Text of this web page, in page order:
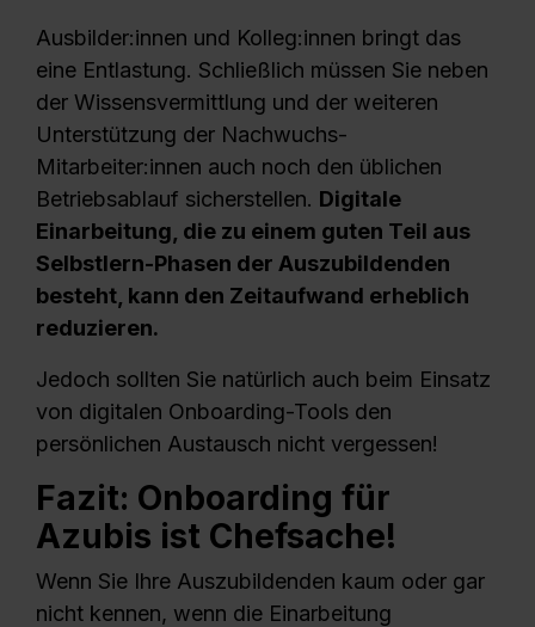
Ausbilder:innen und Kolleg:innen bringt das
eine Entlastung. Schließlich müssen Sie neben
der Wissensvermittlung und der weiteren
Unterstützung der Nachwuchs-
Mitarbeiter:innen auch noch den üblichen
Betriebsablauf sicherstellen. Digitale
Einarbeitung, die zu einem guten Teil aus
Selbstlern-Phasen der Auszubildenden
besteht, kann den Zeitaufwand erheblich
reduzieren.
Jedoch sollten Sie natürlich auch beim Einsatz
von digitalen Onboarding-Tools den
persönlichen Austausch nicht vergessen!
Fazit: Onboarding für
Azubis ist Chefsache!
Wenn Sie Ihre Auszubildenden kaum oder gar
nicht kennen, wenn die Einarbeitung